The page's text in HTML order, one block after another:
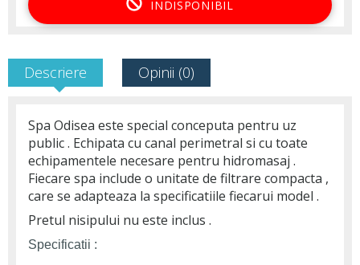
INDISPONIBIL
Descriere Opinii (0)
Spa Odisea este special conceputa pentru uz
public . Echipata cu canal perimetral si cu toate
echipamentele necesare pentru hidromasaj .
Fiecare spa include o unitate de filtrare compacta ,
care se adapteaza la specificatiile fiecarui model .
Pretul nisipului nu este inclus .
Specificatii :